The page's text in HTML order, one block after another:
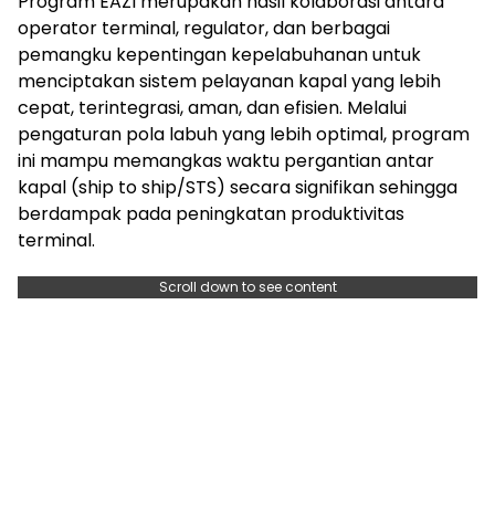
operator terminal, regulator, dan berbagai
pemangku kepentingan kepelabuhanan untuk
menciptakan sistem pelayanan kapal yang lebih
cepat, terintegrasi, aman, dan efisien. Melalui
pengaturan pola labuh yang lebih optimal, program
ini mampu memangkas waktu pergantian antar
kapal (ship to ship/STS) secara signifikan sehingga
berdampak pada peningkatan produktivitas
terminal.
Scroll down to see content